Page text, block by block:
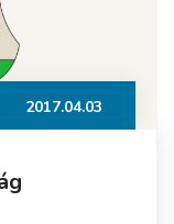
2017.04.03